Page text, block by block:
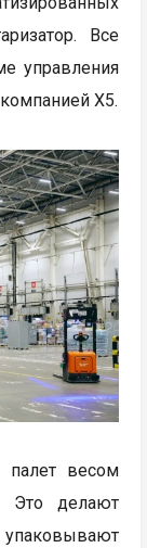
Все
управления
Х5.
палет весом
Это делают